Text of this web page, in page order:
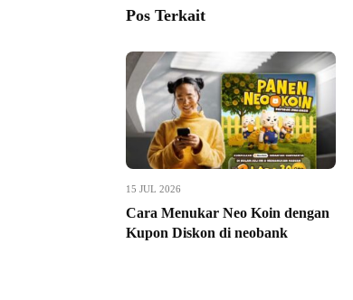
Pos Terkait
15 JUL 2026
Cara Menukar Neo Koin dengan
Kupon Diskon di neobank